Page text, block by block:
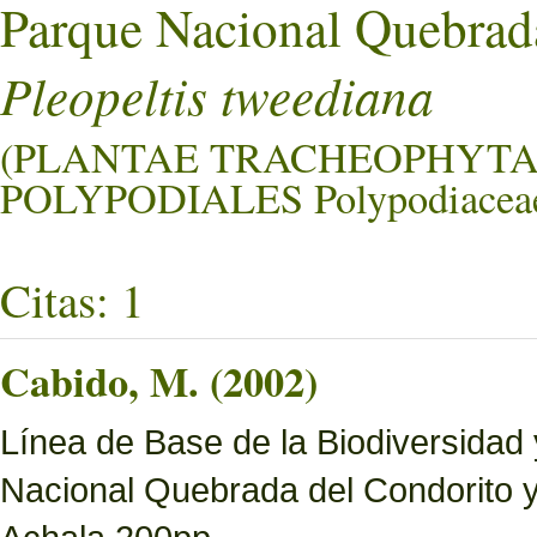
Parque Nacional
Pleopeltis tweediana
(PLANTAE
POLYPODIALES
Citas: 1
Cabido, M. (2002)
Línea de Base de la
Nacional Quebrada del Condorito